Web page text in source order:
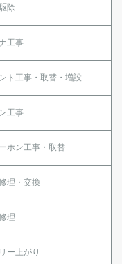
除
工事
ト工事・取替・増設
工事
ホン工事・取替
理・交換
理
ー上がり